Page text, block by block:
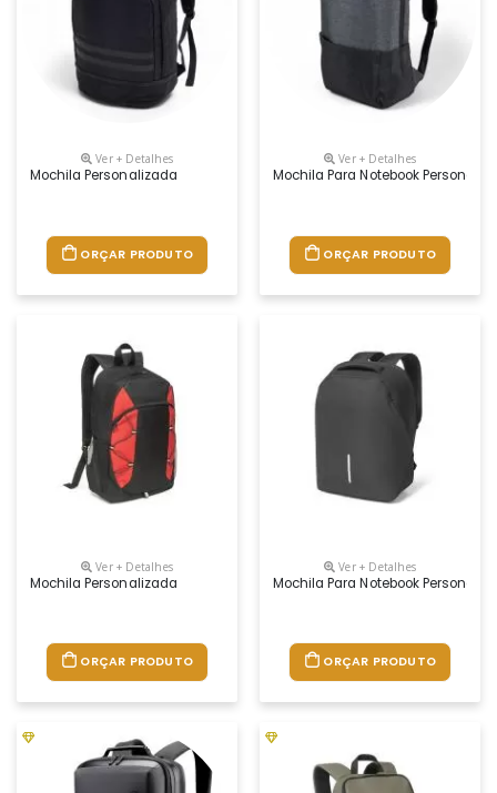
Ver + Detalhes
Mochila Personalizada
ORÇAR PRODUTO
Ver + Detalhes
Mochila Para Notebook
ORÇAR PRODUTO
Ver + Detalhes
Mochila Personalizada
ORÇAR PRODUTO
Ver + Detalhes
Mochila Para Notebook
ORÇAR PRODUTO